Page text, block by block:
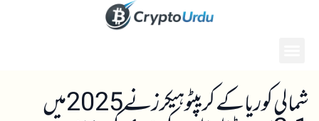
شمالی کوریا کے کریپٹو ہیکرز نے 2025 میں